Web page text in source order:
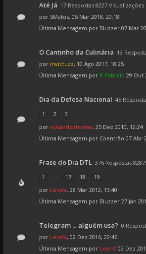
Até Já 17 Respostas 8227 Visualizações
por SMatos, 05 Mar 2018, 20:18
Última Mensagem por Bluzzer 07 Mar
O Cantinho da Culinária 13
por invictuzz, 10 Ago 2017, 18:25
Última Mensagem por R.Patricio 29 Out
Dia da Defesa Nacional 45
1
2
3
por eduardextreme, 25 Dez 2010, 12:24
Última Mensagem por Coentrão 07 Abr
Frase do Dia DTL 376 Respostas
1
... 17 18
19
por LeonV, 28 Mar 2012, 13:40
Última Mensagem por Bluzzer 27 Jan
Telegram ... alguém usa? 0
por LeonV, 02 Dez 2016, 22:46
Última Mensagem por LeonV 02 Dez